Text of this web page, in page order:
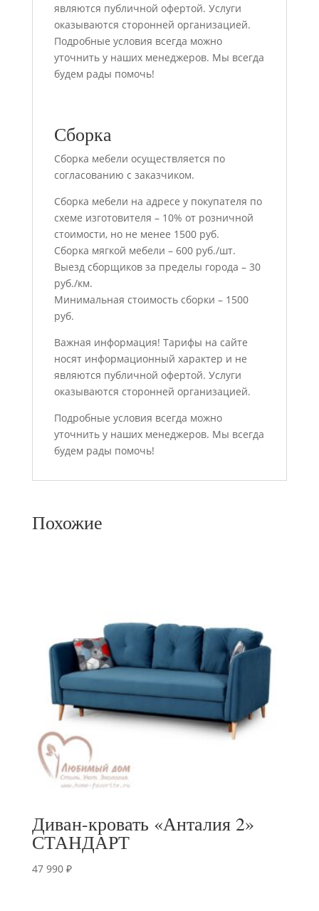
являются публичной офертой. Услуги
оказываются сторонней организацией.
Подробные условия всегда можно
уточнить у наших менеджеров. Мы всегда
будем рады помочь!
Сборка
Сборка мебели осуществляется по
согласованию с заказчиком.
Сборка мебели на адресе у покупателя по
схеме изготовителя – 10% от розничной
стоимости, но не менее 1500 руб.
Сборка мягкой мебели – 600 руб./шт.
Выезд сборщиков за пределы города – 30
руб./км.
Минимальная стоимость сборки – 1500
руб.
Важная информация! Тарифы на сайте
носят информационный характер и не
являются публичной офертой. Услуги
оказываются сторонней организацией.
Подробные условия всегда можно
уточнить у наших менеджеров. Мы всегда
будем рады помочь!
Похожие
Диван-кровать «Анталия 2»
СТАНДАРТ
47 990 ₽